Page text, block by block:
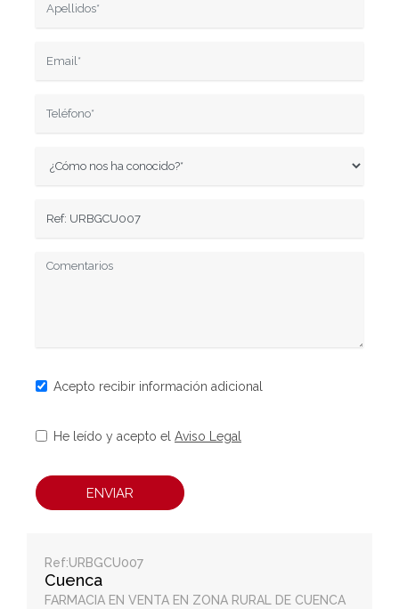
Ref:URBGCU007
Cuenca
FARMACIA EN VENTA EN ZONA RURAL DE CUENCA
Acepto recibir información adicional
He leído y acepto el Aviso Legal
ENVIAR